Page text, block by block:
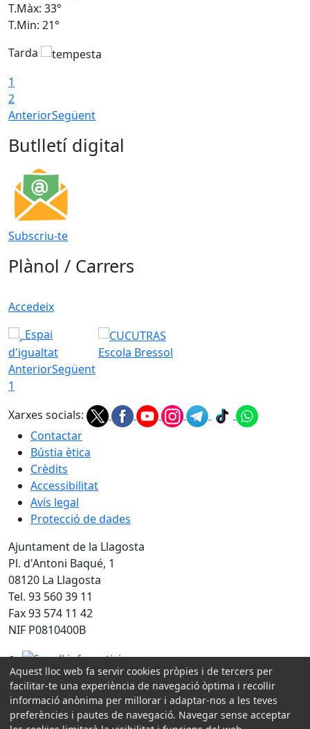
T.Màx: 33°
T.Min: 21°
Tarda
1
2
AnteriorSegüent
Butlletí digital
Subscriu-te
Plànol / Carrers
Accedeix
Espai
d'igualtat
Escola Bressol
AnteriorSegüent
1
Xarxes socials:
Contactar
Bústia ètica
Crèdits
Accessibilitat
Avís legal
Protecció de dades
Ajuntament de la Llagosta
Pl. d'Antoni Baqué, 1
08120 La Llagosta
Tel. 93 560 39 11
Fax 93 574 11 42
NIF P0810400B
Segell infoparticipa
Amb la col·laboració de:
Aquest lloc web fa servir cookies pròpies i de tercers per
facilitar-te una experiència de navegació òptima i recollir
informació anònima per millorar i adaptar-nos a les teves
preferències i pautes de navegació. Navegar sense acceptar